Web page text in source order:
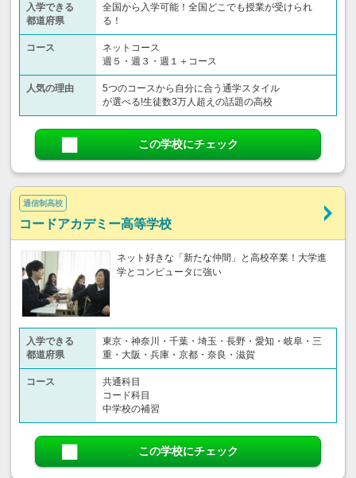
入学できる
都道府県
全国から入学可能！全国どこでも授業が受けられ
る！
コース
ネットコース
週５・週３・週１＋コース
人気の理由
5つのコースから自分に合う通学スタイル
が選べる!生徒数3万人超えの話題の高校
この学校にチェック
通信制高校
コードアカデミー高等学校
ネット好きな「新たな仲間」と高校卒業！大学進
学とコンピュータに強い
入学できる
都道府県
東京・神奈川・千葉・埼玉・長野・愛知・岐阜・三
重・大阪・兵庫・京都・奈良・滋賀
コース
共通科目
コード科目
中学校の補習
この学校にチェック